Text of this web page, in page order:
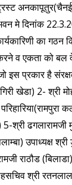
मे दिनांक
का गठन
व एकता को बल
जो इस प्रकार है
खेडा) 2- श्री
श्री ढगलारामजी
उपाध्यक्ष
राठौड
श्री